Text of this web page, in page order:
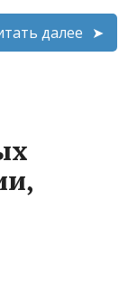
далее